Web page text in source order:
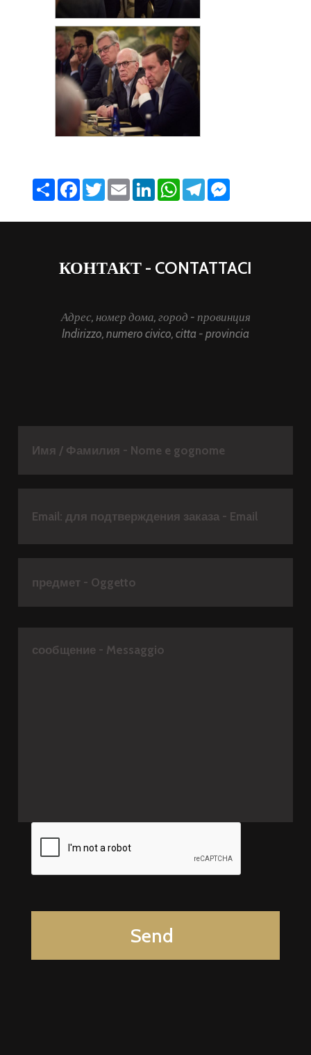
Share Facebook
TwitterEmail LinkedInWhatsApp
Telegram
КОНТАКТ - CONTATTACI
Адрес, номер дома, город - провинция
Indirizzo, numero civico, citta - provincia